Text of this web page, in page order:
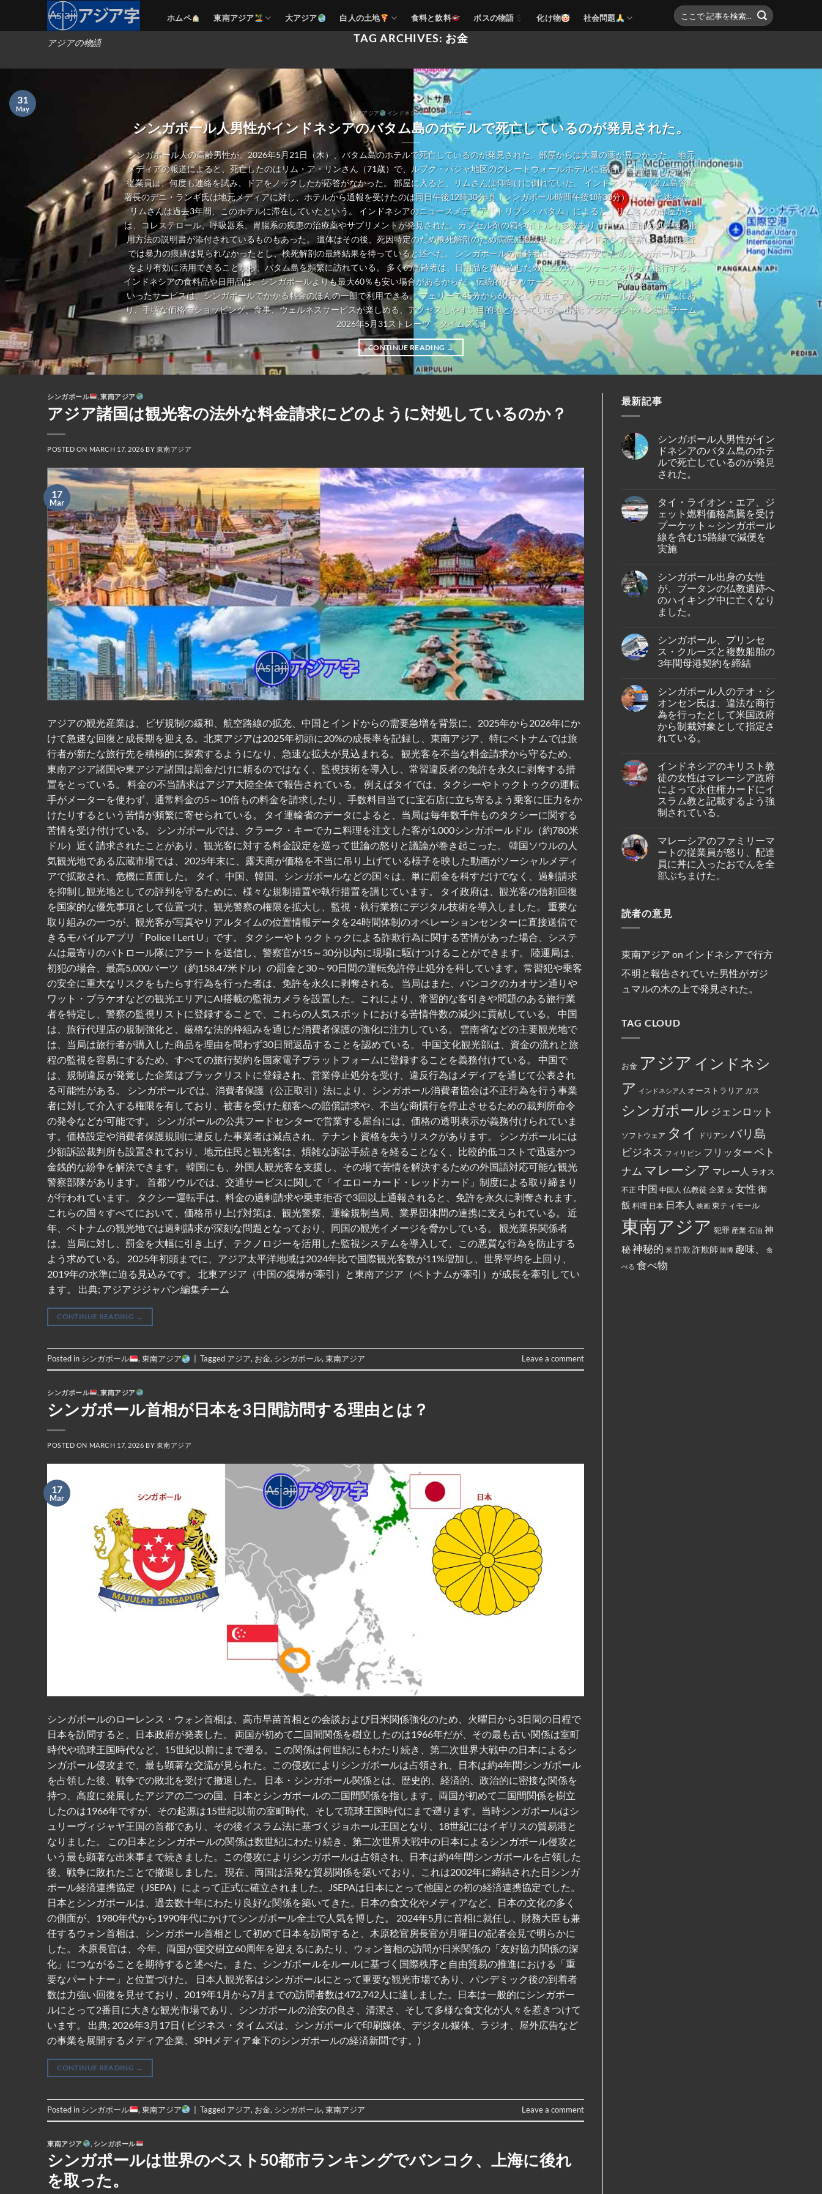
アジアの物語
ホムペ 東南アジア 大アジア 白人の土地 食料と飲料 ボスの物語 化け物 社会問題
TAG ARCHIVES: お金
東南アジア インドネシア シンガポール
シンガポール人男性がインドネシアのバタム島のホテルで死亡しているのが発見された。
シンガポール人の高齢男性が、2026年5月21日（木）、バタム島のホテルで死亡しているのが発見された。部屋からは大量の薬が見つかった。 地元
メディアの報道によると、死亡したのはリム・ア・リンさん（71歳）で、ルブク・バジャ地区のグレートウォールホテルに宿泊していた。 ホテルの
従業員は、何度も連絡を試み、ドアをノックしたが応答がなかった。 部屋に入ると、リムさんは仰向けに倒れていた。 インドネシア、バタム島警察
署長のデニ・ランギ氏は地元メディアに対し、ホテルから通報を受けたのは同日午後12時30分頃（シンガポール時間午後1時30分）だったと述べた。
リムさんは過去3年間、このホテルに滞在していたという。 インドネシアのニュースメディア「トリブン・バタム」によると、リムさんの部屋から
は、コレステロール、呼吸器系、胃腸系の疾患の治療薬やサプリメントが発見された。カプセル剤の箱やボトルも多数あり、中には医師の処方箋と服
用方法の説明書が添付されているものもあった。 遺体はその後、死因特定のため検死解剖のため病院に搬送された。 インドネシア警察は、初期捜査
では暴力の痕跡は見られなかったとし、検死解剖の最終結果を待っていると述べた。 シンガポールの高齢者は、生活費が安いためシンガポールドル
をより有効に活用できることから、バタム島を頻繁に訪れている。 多くの高齢者は、日用品を買い込むために空のスーツケースを持って旅行する。
インドネシアの食料品や日用品は、シンガポールよりも最大60％も安い場合があるからだ。伝統的なマッサージ、スパ、サロンでのトリートメントと
いったサービスは、シンガポールでかかる料金のほんの一部で利用できる。 フェリーで45分から60分という近さで、シンガポールからすぐ近くにあ
り、手頃な価格でショッピング、食事、ウェルネスサービスが楽しめる、アクセスしやすい目的地となっている。 出典; アジアジジャパン編集チーム
2026年5月31ストレーツ・タイムズ [...]
CONTINUE READING →
31
May
シンガポール ,東南アジア
アジア諸国は観光客の法外な料金請求にどのように対処しているのか？
POSTED ON MARCH 17, 2026 BY 東南アジア
17
Mar
アジアの観光産業は、ビザ規制の緩和、航空路線の拡充、中国とインドからの需要急増を背景に、2025年から2026年にか
けて急速な回復と成長期を迎える。北東アジアは2025年初頭に20%の成長率を記録し、東南アジア、特にベトナムでは旅
行者が新たな旅行先を積極的に探索するようになり、急速な拡大が見込まれる。 観光客を不当な料金請求から守るため、
東南アジア諸国や東アジア諸国は罰金だけに頼るのではなく、監視技術を導入し、常習違反者の免許を永久に剥奪する措
置をとっている。 料金の不当請求はアジア大陸全体で報告されている。 例えばタイでは、タクシーやトゥクトゥクの運転
手がメーターを使わず、通常料金の5～10倍もの料金を請求したり、手数料目当てに宝石店に立ち寄るよう乗客に圧力をか
けたりするという苦情が頻繁に寄せられている。 タイ運輸省のデータによると、当局は毎年数千件ものタクシーに関する
苦情を受け付けている。 シンガポールでは、クラーク・キーでカニ料理を注文した客が1,000シンガポールドル（約780米
ドル）近く請求されたことがあり、観光客に対する料金設定を巡って世論の怒りと議論が巻き起こった。 韓国ソウルの人
気観光地である広蔵市場では、2025年末に、露天商が価格を不当に吊り上げている様子を映した動画がソーシャルメディ
アで拡散され、危機に直面した。 タイ、中国、韓国、シンガポールなどの国々は、単に罰金を科すだけでなく、過剰請求
を抑制し観光地としての評判を守るために、様々な規制措置や執行措置を講じています。 タイ政府は、観光客の信頼回復
を国家的な優先事項として位置づけ、観光警察の権限を拡大し、監視・執行業務にデジタル技術を導入しました。 重要な
取り組みの一つが、観光客が写真やリアルタイムの位置情報データを24時間体制のオペレーションセンターに直接送信で
きるモバイルアプリ「Police I Lert U」です。 タクシーやトゥクトゥクによる詐欺行為に関する苦情があった場合、システ
ムは最寄りのパトロール隊にアラートを送信し、警察官が15～30分以内に現場に駆けつけることができます。 陸運局は、
初犯の場合、最高5,000バーツ（約158.47米ドル）の罰金と30～90日間の運転免許停止処分を科しています。常習犯や乗客
の安全に重大なリスクをもたらす行為を行った者は、免許を永久に剥奪される。 当局はまた、バンコクのカオサン通りや
ワット・プラケオなどの観光エリアにAI搭載の監視カメラを設置した。これにより、常習的な客引きや問題のある旅行業
者を特定し、警察の監視リストに登録することで、これらの人気スポットにおける苦情件数の減少に貢献している。 中国
は、旅行代理店の規制強化と、厳格な法的枠組みを通じた消費者保護の強化に注力している。 雲南省などの主要観光地で
は、当局は旅行者が購入した商品を理由を問わず30日間返品することを認めている。 中国文化観光部は、資金の流れと旅
程の監視を容易にするため、すべての旅行契約を国家電子プラットフォームに登録することを義務付けている。 中国で
は、規制違反が発覚した企業はブラックリストに登録され、営業停止処分を受け、違反行為はメディアを通じて公表され
る可能性がある。 シンガポールでは、消費者保護（公正取引）法により、シンガポール消費者協会は不正行為を行う事業
者に対して介入する権限を有しており、被害を受けた顧客への賠償請求や、不当な商慣行を停止させるための裁判所命令
の発令などが可能です。 シンガポールの公共フードセンターで営業する屋台には、価格の透明表示が義務付けられていま
す。価格設定や消費者保護規則に違反した事業者は減点され、テナント資格を失うリスクがあります。 シンガポールには
少額訴訟裁判所も設置されており、地元住民と観光客は、煩雑な訴訟手続きを経ることなく、比較的低コストで迅速かつ
金銭的な紛争を解決できます。 韓国にも、外国人観光客を支援し、その場で苦情を解決するための外国語対応可能な観光
警察部隊があります。 首都ソウルでは、交通サービスに関して「イエローカード・レッドカード」制度による取り締まり
が行われています。 タクシー運転手は、料金の過剰請求や乗車拒否で3回以上通報されると、免許を永久に剥奪されます。
これらの国々すべてにおいて、価格吊り上げ対策は、観光警察、運輸規制当局、業界団体間の連携に支えられている。 近
年、ベトナムの観光地では過剰請求が深刻な問題となっており、同国の観光イメージを脅かしている。 観光業界関係者
は、当局に対し、罰金を大幅に引き上げ、テクノロジーを活用した監視システムを導入して、この悪質な行為を防止する
よう求めている。 2025年初頭までに、アジア太平洋地域は2024年比で国際観光客数が11%増加し、世界平均を上回り、
2019年の水準に迫る見込みです。 北東アジア（中国の復帰が牽引）と東南アジア（ベトナムが牽引）が成長を牽引してい
ます。 出典; アジアジジャパン編集チーム
CONTINUE READING →
Posted in シンガポール ,東南アジア Tagged アジア, お金, シンガポール,東南アジア Leave a comment
シンガポール ,東南アジア
シンガポール首相が日本を3日間訪問する理由とは？
POSTED ON MARCH 17, 2026 BY 東南アジア
17
Mar
シンガポールのローレンス・ウォン首相は、高市早苗首相との会談および日米関係強化のため、火曜日から3日間の日程で
日本を訪問すると、日本政府が発表した。 両国が初めて二国間関係を樹立したのは1966年だが、その最も古い関係は室町
時代や琉球王国時代など、15世紀以前にまで遡る。この関係は何世紀にもわたり続き、第二次世界大戦中の日本によるシ
ンガポール侵攻まで、最も顕著な交流が見られた。この侵攻によりシンガポールは占領され、日本は約4年間シンガポール
を占領した後、戦争での敗北を受けて撤退した。 日本・シンガポール関係とは、歴史的、経済的、政治的に密接な関係を
持つ、高度に発展したアジアの二つの国、日本とシンガポールの二国間関係を指します。両国が初めて二国間関係を樹立
したのは1966年ですが、その起源は15世紀以前の室町時代、そして琉球王国時代にまで遡ります。当時シンガポールはシ
ュリーヴィジャヤ王国の首都であり、その後イスラム法に基づくジョホール王国となり、18世紀にはイギリスの貿易港と
なりました。 この日本とシンガポールの関係は数世紀にわたり続き、第二次世界大戦中の日本によるシンガポール侵攻と
いう最も顕著な出来事まで続きました。この侵攻によりシンガポールは占領され、日本は約4年間シンガポールを占領した
後、戦争に敗れたことで撤退しました。 現在、両国は活発な貿易関係を築いており、これは2002年に締結された日シンガ
ポール経済連携協定（JSEPA）によって正式に確立されました。JSEPAは日本にとって他国との初の経済連携協定でした。
日本とシンガポールは、過去数十年にわたり良好な関係を築いてきた。日本の食文化やメディアなど、日本の文化の多く
の側面が、1980年代から1990年代にかけてシンガポール全土で人気を博した。 2024年5月に首相に就任し、財務大臣も兼
任するウォン首相は、シンガポール首相として初めて日本を訪問すると、木原稔官房長官が月曜日の記者会見で明らかに
した。 木原長官は、今年、両国が国交樹立60周年を迎えるにあたり、ウォン首相の訪問が日米関係の「友好協力関係の深
化」につながることを期待すると述べた。また、シンガポールをルールに基づく国際秩序と自由貿易の推進における「重
要なパートナー」と位置づけた。 日本人観光客はシンガポールにとって重要な観光市場であり、パンデミック後の到着者
数は力強い回復を見せており、2019年1月から7月までの訪問者数は472,742人に達しました。日本は一般的にシンガポー
ルにとって2番目に大きな観光市場であり、シンガポールの治安の良さ、清潔さ、そして多様な食文化が人々を惹きつけて
います。 出典; 2026年3月17日 ( ビジネス・タイムズは、シンガポールで印刷媒体、デジタル媒体、ラジオ、屋外広告など
の事業を展開するメディア企業、SPHメディア傘下のシンガポールの経済新聞です。)
CONTINUE READING →
Posted in シンガポール , 東南アジア Tagged アジア, お金, シンガポール,東南アジア Leave a comment
東南アジア シンガポール
シンガポールは世界のベスト50都市ランキングでバンコク、上海に後れ
を取った。
最新記事
シンガポール人男性がイン
ドネシアのバタム島のホテ
ルで死亡しているのが発見
された。
on
シ
ン
ガ
ポ
ー
ル
性
が
イ
ン
ド
ネ
の
バ
タ
ム
島
テ
ル
で
死
亡
し
て
の
が
発
見
さ
れ
た。
タイ・ライオン・エア、ジ
ェット燃料価格高騰を受け
プーケット～シンガポール
線を含む15路線で減便を
実施
on
タ
イ・
ラ
イ
オ
ア、
ジ
ェ
ッ
料
価
格
高
騰
を
受
け
ケ
ッ
ト
～
シ
ン
ガ
ル
線
を
含
む
15
減
便
シンガポール出身の女性
が、ブータンの仏教遺跡へ
のハイキング中に亡くなり
ました。
on
シ
ン
ガ
ル
出
身
の
女
性
が、
ブ
ン
の
仏
教
遺
跡
へ
イ
キ
ン
グ
中
に
り
ま
シンガポール、プリンセ
ス・クルーズと複数船舶の
3年間母港契約を締結
on
シ
ン
ガ
ポ
ー
ル、
ン
セ
ス・
ク
ル
ー
ズ
と
船
舶
の
3
年
間
約
を
シンガポール人のテオ・シ
オンセン氏は、違法な商行
為を行ったとして米国政府
から制裁対象として指定さ
れている。
on
シ
ン
ガ
ポ
ー
ル
テ
オ・
シ
オ
ン
セ
違
法
を
っ
た
と
国
政
制
裁
と
て
指
さ
れ
て
い
インドネシアのキリスト教
徒の女性はマレーシア政府
によって永住権カードにイ
スラム教と記載するよう強
制されている。
on
ド
ネ
シ
リ
ス
の
女
性
は
レ
政
て
永
権
カ
ド
に
ス
ム
教
と
記
す
よ
強
制
れ
て
い
る。
マレーシアのファミリーマ
ートの従業員が怒り、配達
員に丼に入ったおでんを全
部ぶちまけた。
マ
レ
の
フ
ミ
ー
の
怒
り、
員
丼
に
っ
お
で
ん
を
部
ち
け
た。
読者の意見
東南アジア on インドネシアで行方
不明と報告されていた男性がガジ
ュマルの木の上で発見された。
TAG CLOUD
お金 アジア インドネシ
ア インドネシア人 オーストラリア ガス
シンガポール ジェンロット
ソフトウェア タイ ドリアン バリ島
ビジネス フィリピン フリッター ベト
ナム マレーシア マレー人 ラオス
不正 中国 中国人 仏教徒 企業 女 女性 御
飯 料理 日本 日本人 映画 東ティモール
東南アジア 犯罪 産業 石油 神
秘神秘的 米 詐欺 詐欺師 賭博 趣味、 食
べる 食べ物